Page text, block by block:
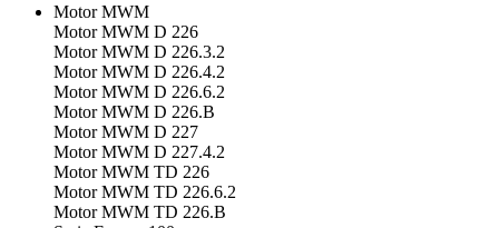
Motor MWM
Motor MWM D 226
Motor MWM D 226.3.2
Motor MWM D 226.4.2
Motor MWM D 226.6.2
Motor MWM D 226.B
Motor MWM D 227
Motor MWM D 227.4.2
Motor MWM TD 226
Motor MWM TD 226.6.2
Motor MWM TD 226.B